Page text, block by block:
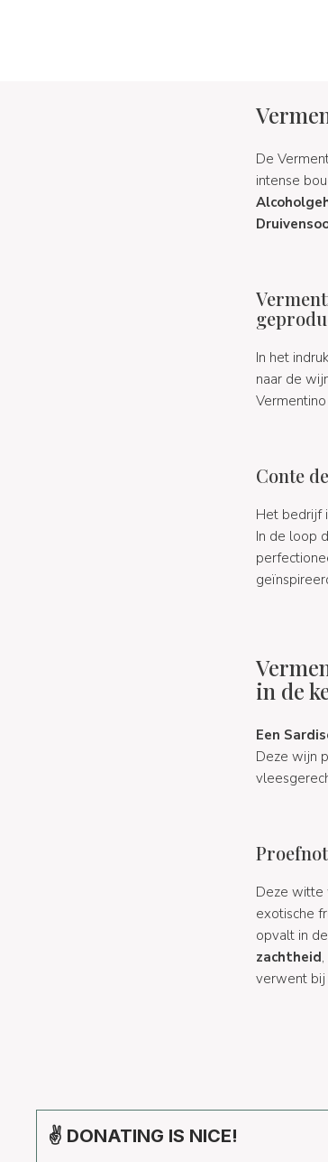
De
intense
In het
naar de
Conte
Het bedrijf
In de loop
in de
Een
Deze wijn
Deze witte
exotische
opvalt in
zachtheid
verwent bij
✌ DONATING IS NICE!